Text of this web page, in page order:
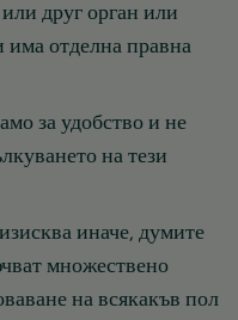
друг орган или
има отделна правна
за удобство и не
на тези
иначе, думите
множествено
на всякакъв пол